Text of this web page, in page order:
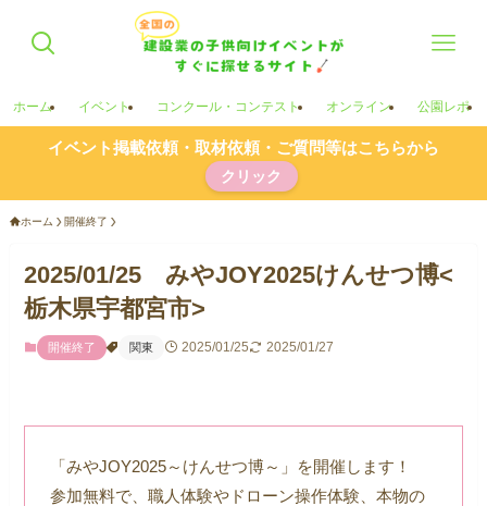
ホーム イベント コンクール・コンテスト オンライン 公園レポ
イベント掲載依頼・取材依頼・ご質問等はこちらから
クリック
ホーム 開催終了
2025/01/25 みやJOY2025けんせつ博<
栃木県宇都宮市>
開催終了 関東 2025/01/25 2025/01/27
「みやJOY2025～けんせつ博～」を開催します！
参加無料で、職人体験やドローン操作体験、本物の